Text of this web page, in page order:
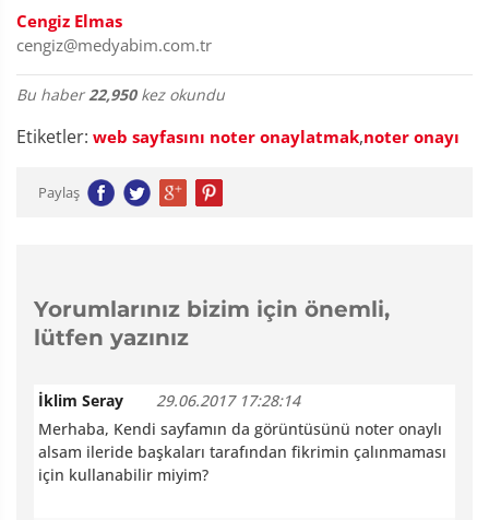
Cengiz Elmas
cengiz@medyabim.com.tr
Bu haber22,950kez okundu
Etiketler: web sayfasını noter onaylatmak,noter onayı
Paylaş
Yorumlarınız bizim için önemli,
lütfen yazınız
İklim Seray
29.06.2017 17:28:14
Merhaba, Kendi sayfamın da görüntüsünü noter onaylı
alsam ileride başkaları tarafından fikrimin çalınmaması
için kullanabilir miyim?